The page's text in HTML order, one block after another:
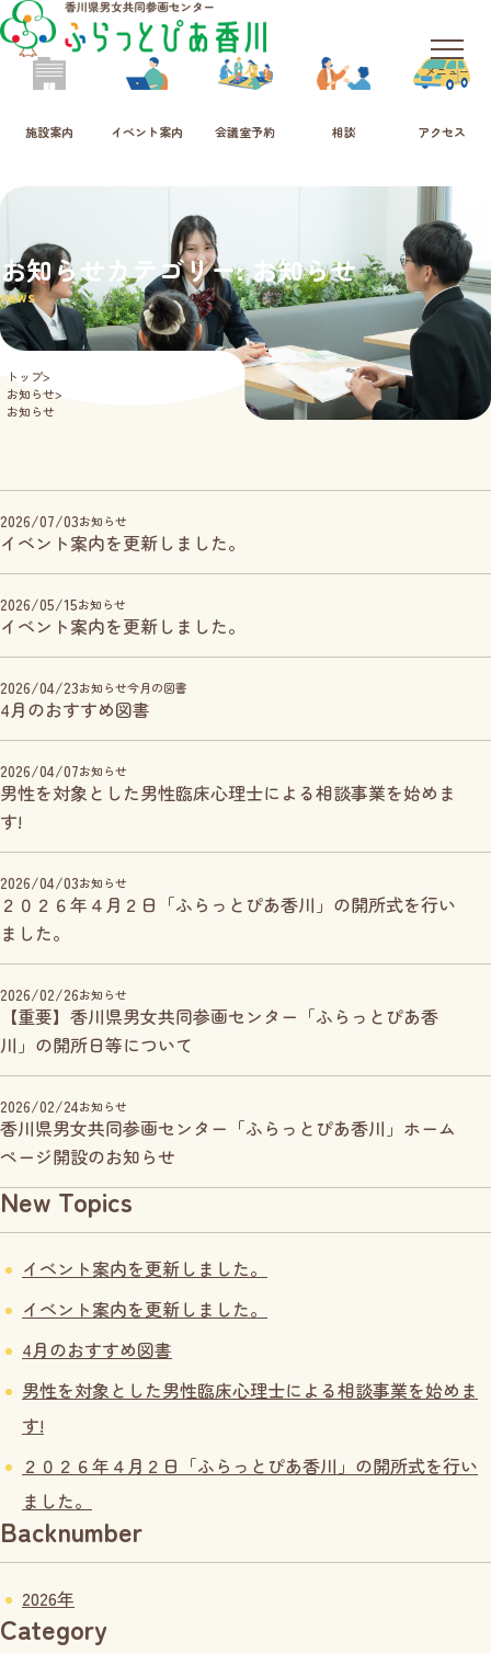
施設案内 イベント案内 会議室予約 相談 アクセス
メニュー
お知らせカテゴリー: お知らせ
news
トップ
お知らせ
お知らせ
イベント案内を更新しました。
2026/07/03お知らせ
イベント案内を更新しました。
2026/05/15お知らせ
4月のおすすめ図書
2026/04/23お知らせ今月の図書
男性を対象とした男性臨床心理士による相談事業を始めま
す!
2026/04/07お知らせ
２０２６年４月２日「ふらっとぴあ香川」の開所式を行い
ました。
2026/04/03お知らせ
【重要】香川県男女共同参画センター「ふらっとぴあ香
川」の開所日等について
2026/02/26お知らせ
香川県男女共同参画センター「ふらっとぴあ香川」ホーム
ページ開設のお知らせ
2026/02/24お知らせ
New Topics
イベント案内を更新しました。
イベント案内を更新しました。
4月のおすすめ図書
男性を対象とした男性臨床心理士による相談事業を始めま
す!
２０２６年４月２日「ふらっとぴあ香川」の開所式を行い
ました。
Backnumber
2026年
Category